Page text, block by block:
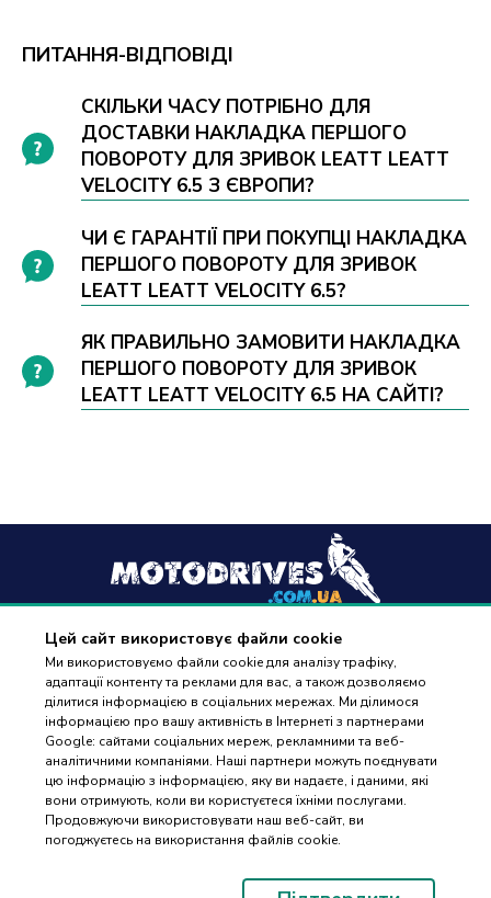
Цей сайт використовує файли cookie
Ми використовуємо файли cookie для аналізу трафіку,
адаптації контенту та реклами для вас, а також дозволяємо
ділитися інформацією в соціальних мережах. Ми ділимося
інформацією про вашу активність в Інтернеті з партнерами
Google: сайтами соціальних мереж, рекламними та веб-
аналітичними компаніями. Наші партнери можуть поєднувати
цю інформацію з інформацією, яку ви надаєте, і даними, які
вони отримують, коли ви користуєтеся їхніми послугами.
Продовжуючи використовувати наш веб-сайт, ви
погоджуєтесь на використання файлів cookie.
ПИТАННЯ-ВІДПОВІДІ
СКІЛЬКИ ЧАСУ ПОТРІБНО ДЛЯ
ДОСТАВКИ НАКЛАДКА ПЕРШОГО
ПОВОРОТУ ДЛЯ ЗРИВОК LEATT LEATT
VELOCITY 6.5 З ЄВРОПИ?
ЧИ Є ГАРАНТІЇ ПРИ ПОКУПЦІ НАКЛАДКА
ПЕРШОГО ПОВОРОТУ ДЛЯ ЗРИВОК
LEATT LEATT VELOCITY 6.5?
ЯК ПРАВИЛЬНО ЗАМОВИТИ НАКЛАДКА
ПЕРШОГО ПОВОРОТУ ДЛЯ ЗРИВОК
LEATT LEATT VELOCITY 6.5 НА САЙТІ?
+38(096) 488 77 88
дзвінки приймаються в робочі дні з 9:00 до 18:00
Оплата та доставка
Контакти
ПІДБІР
ЗАПЧАСТИН